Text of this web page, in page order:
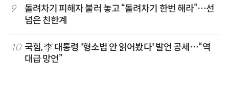
9
돌려차기 피해자 불러 놓고 “돌려차기 한번 해라”…선
넘은 친한계
10 국힘, 李 대통령 '형소법 안 읽어봤다' 발언 공세…“역
대급 망언”